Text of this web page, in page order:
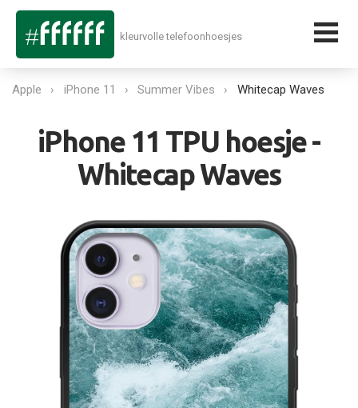
kleurvolle telefoonhoesjes
Apple iPhone 11 Summer Vibes Whitecap Waves
iPhone 11 TPU hoesje -
Whitecap Waves